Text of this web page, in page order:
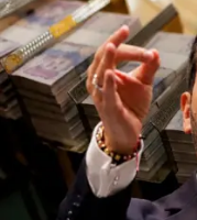
las
opciones
para
enfrentar
el
impacto
share
share